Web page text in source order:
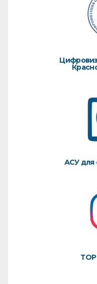
АСУ для
ТОР